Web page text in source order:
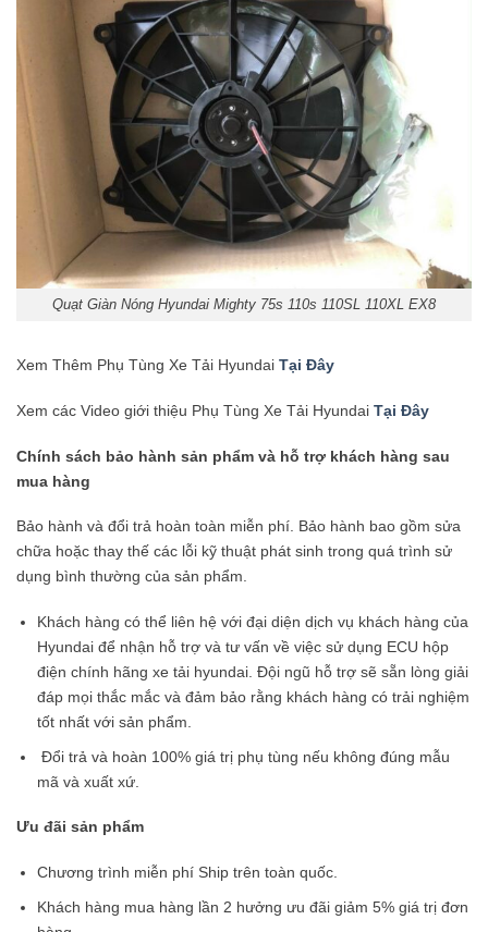
Quạt Giàn Nóng Hyundai Mighty 75s 110s 110SL 110XL EX8
Xem Thêm Phụ Tùng Xe Tải Hyundai Tại Đây
Xem các Video giới thiệu Phụ Tùng Xe Tải Hyundai Tại Đây
Chính sách bảo hành sản phẩm và hỗ trợ khách hàng sau
mua hàng
Bảo hành và đổi trả hoàn toàn miễn phí. Bảo hành bao gồm sửa
chữa hoặc thay thế các lỗi kỹ thuật phát sinh trong quá trình sử
dụng bình thường của sản phẩm.
Khách hàng có thể liên hệ với đại diện dịch vụ khách hàng của
Hyundai để nhận hỗ trợ và tư vấn về việc sử dụng ECU hộp
điện chính hãng xe tải hyundai. Đội ngũ hỗ trợ sẽ sẵn lòng giải
đáp mọi thắc mắc và đảm bảo rằng khách hàng có trải nghiệm
tốt nhất với sản phẩm.
Đổi trả và hoàn 100% giá trị phụ tùng nếu không đúng mẫu
mã và xuất xứ.
Ưu đãi sản phẩm
Chương trình miễn phí Ship trên toàn quốc.
Khách hàng mua hàng lần 2 hưởng ưu đãi giảm 5% giá trị đơn